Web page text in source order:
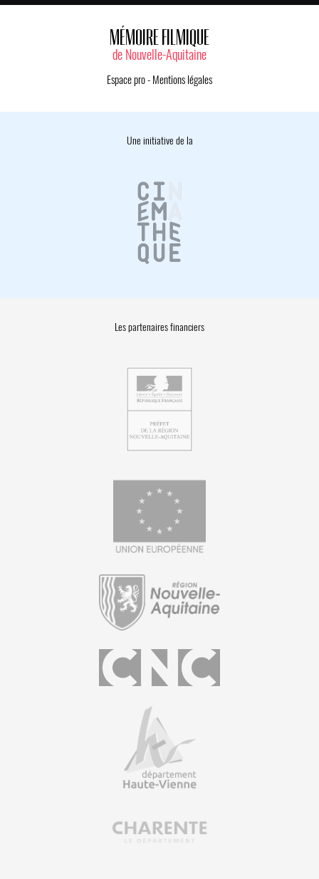
MÉMOIRE FILMIQUE
de Nouvelle-Aquitaine
Espace pro- Mentions légales
Une initiative de la
Les partenaires financiers